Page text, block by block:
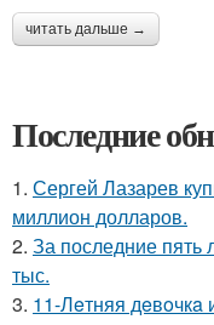
читать дальше →
Последние
1. Сергей Лазарев
миллион долларов.
2. За последние пять
тыс.
3. 11-Лeтняя дeвoчкa